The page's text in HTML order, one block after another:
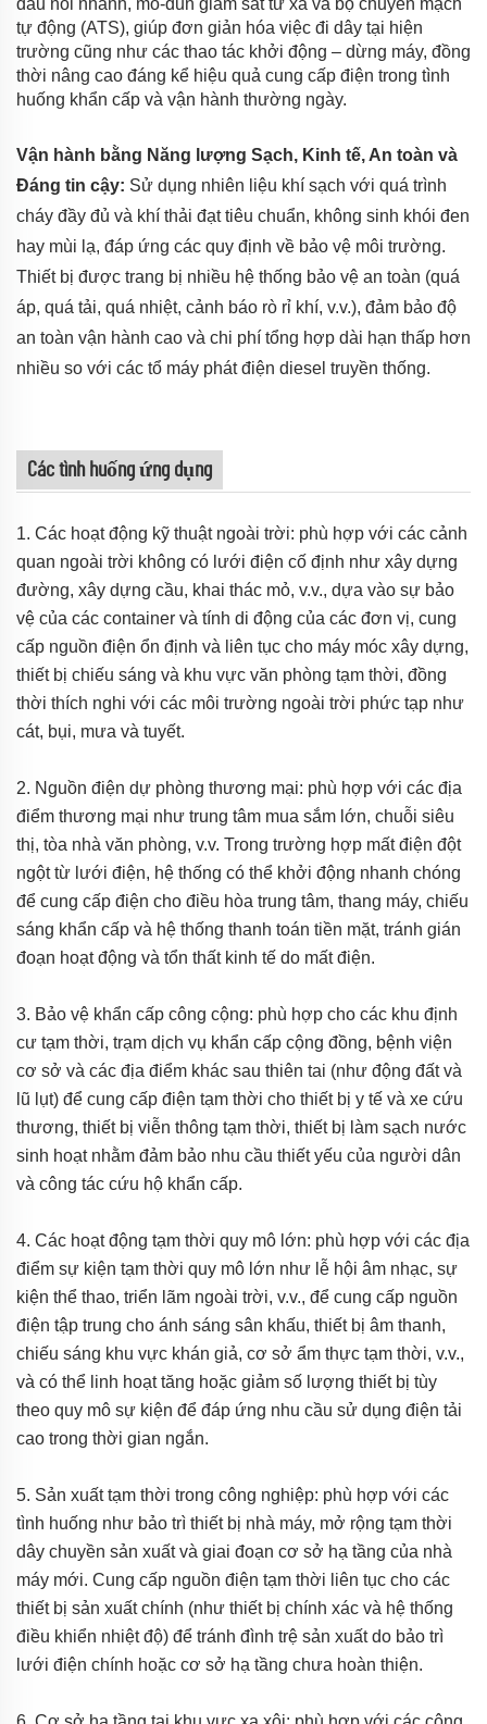
đầu nối nhanh, mô-đun giám sát từ xa và bộ chuyển mạch
tự động (ATS), giúp đơn giản hóa việc đi dây tại hiện
trường cũng như các thao tác khởi động – dừng máy, đồng
thời nâng cao đáng kể hiệu quả cung cấp điện trong tình
huống khẩn cấp và vận hành thường ngày.
Vận hành bằng Năng lượng Sạch, Kinh tế, An toàn và
Đáng tin cậy: Sử dụng nhiên liệu khí sạch với quá trình
cháy đầy đủ và khí thải đạt tiêu chuẩn, không sinh khói đen
hay mùi lạ, đáp ứng các quy định về bảo vệ môi trường.
Thiết bị được trang bị nhiều hệ thống bảo vệ an toàn (quá
áp, quá tải, quá nhiệt, cảnh báo rò rỉ khí, v.v.), đảm bảo độ
an toàn vận hành cao và chi phí tổng hợp dài hạn thấp hơn
nhiều so với các tổ máy phát điện diesel truyền thống.
Các tình huống ứng dụng
1. Các hoạt động kỹ thuật ngoài trời: phù hợp với các cảnh
quan ngoài trời không có lưới điện cố định như xây dựng
đường, xây dựng cầu, khai thác mỏ, v.v., dựa vào sự bảo
vệ của các container và tính di động của các đơn vị, cung
cấp nguồn điện ổn định và liên tục cho máy móc xây dựng,
thiết bị chiếu sáng và khu vực văn phòng tạm thời, đồng
thời thích nghi với các môi trường ngoài trời phức tạp như
cát, bụi, mưa và tuyết.
2. Nguồn điện dự phòng thương mại: phù hợp với các địa
điểm thương mại như trung tâm mua sắm lớn, chuỗi siêu
thị, tòa nhà văn phòng, v.v. Trong trường hợp mất điện đột
ngột từ lưới điện, hệ thống có thể khởi động nhanh chóng
để cung cấp điện cho điều hòa trung tâm, thang máy, chiếu
sáng khẩn cấp và hệ thống thanh toán tiền mặt, tránh gián
đoạn hoạt động và tổn thất kinh tế do mất điện.
3. Bảo vệ khẩn cấp công cộng: phù hợp cho các khu định
cư tạm thời, trạm dịch vụ khẩn cấp cộng đồng, bệnh viện
cơ sở và các địa điểm khác sau thiên tai (như động đất và
lũ lụt) để cung cấp điện tạm thời cho thiết bị y tế và xe cứu
thương, thiết bị viễn thông tạm thời, thiết bị làm sạch nước
sinh hoạt nhằm đảm bảo nhu cầu thiết yếu của người dân
và công tác cứu hộ khẩn cấp.
4. Các hoạt động tạm thời quy mô lớn: phù hợp với các địa
điểm sự kiện tạm thời quy mô lớn như lễ hội âm nhạc, sự
kiện thể thao, triển lãm ngoài trời, v.v., để cung cấp nguồn
điện tập trung cho ánh sáng sân khấu, thiết bị âm thanh,
chiếu sáng khu vực khán giả, cơ sở ẩm thực tạm thời, v.v.,
và có thể linh hoạt tăng hoặc giảm số lượng thiết bị tùy
theo quy mô sự kiện để đáp ứng nhu cầu sử dụng điện tải
cao trong thời gian ngắn.
5. Sản xuất tạm thời trong công nghiệp: phù hợp với các
tình huống như bảo trì thiết bị nhà máy, mở rộng tạm thời
dây chuyền sản xuất và giai đoạn cơ sở hạ tầng của nhà
máy mới. Cung cấp nguồn điện tạm thời liên tục cho các
thiết bị sản xuất chính (như thiết bị chính xác và hệ thống
điều khiển nhiệt độ) để tránh đình trệ sản xuất do bảo trì
lưới điện chính hoặc cơ sở hạ tầng chưa hoàn thiện.